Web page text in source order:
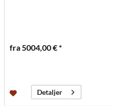
fra 5004,00 € *
Detaljer